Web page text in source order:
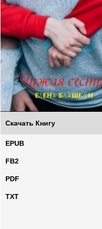
Скачать Книгу
EPUB
FB2
PDF
TXT